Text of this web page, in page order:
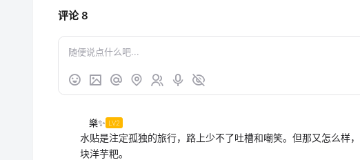
评论8
樂✨ LV2
水贴是注定孤独的旅行，路上少不了吐槽和嘲笑。但那又怎么样
块洋芋粑。